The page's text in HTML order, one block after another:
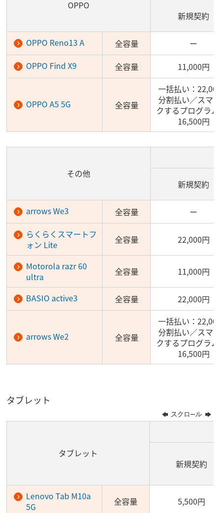
OPPO
新規契約
OPPO Reno13 A 全容量
ー
OPPO Find X9
全容量 11,000円
OPPO A5 5G 全容量
一括払い：
分割払い／スマ
クするプログラ
16,500円
その他
新規契約
arrows We3 全容量
ー
らくらくスマートフ
ォン Lite
全容量 22,000円
Motorola razr 60
ultra
全容量 11,000円
BASIO active3 全容量 22,000円
arrows We2 全容量
一括払い：
分割払い／スマ
クするプログラ
16,500円
タブレット
タブレット
新規契約
Lenovo Tab M10a
5G
全容量 5,500円